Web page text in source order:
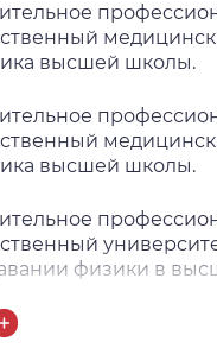
высшей школы.
высшей школы.
физики в
-